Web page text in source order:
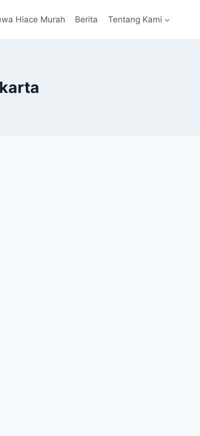
Hiace Murah Berita Tentang Kami